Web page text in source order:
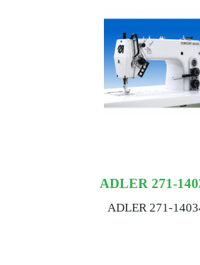
ADLER 271-
ADLER 271-